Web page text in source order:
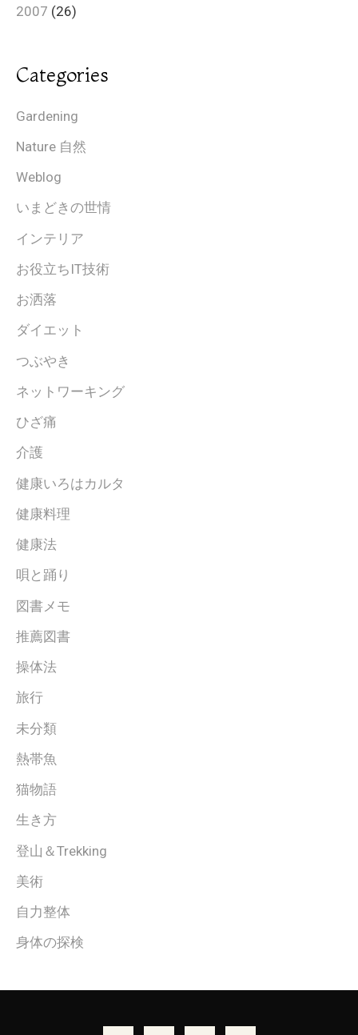
2007 (26)
Categories
Gardening
Nature 自然
Weblog
いまどきの世情
インテリア
お役立ちIT技術
お洒落
ダイエット
つぶやき
ネットワーキング
ひざ痛
介護
健康いろはカルタ
健康料理
健康法
唄と踊り
図書メモ
推薦図書
操体法
旅行
未分類
熱帯魚
猫物語
生き方
登山＆Trekking
美術
自力整体
身体の探検